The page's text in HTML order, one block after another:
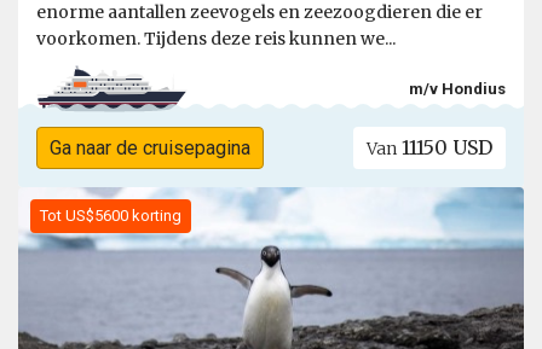
enorme aantallen zeevogels en zeezoogdieren die er
voorkomen. Tijdens deze reis kunnen we...
m/v Hondius
Ga naar de cruisepagina Van 11150 USD
Tot US$5600 korting